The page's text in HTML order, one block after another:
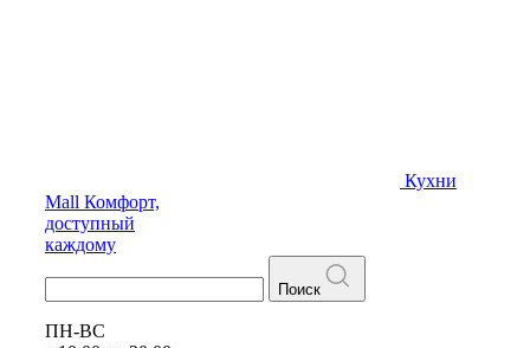
Кухни
Mall Комфорт,
доступный
каждому
Поиск
ПН-ВС